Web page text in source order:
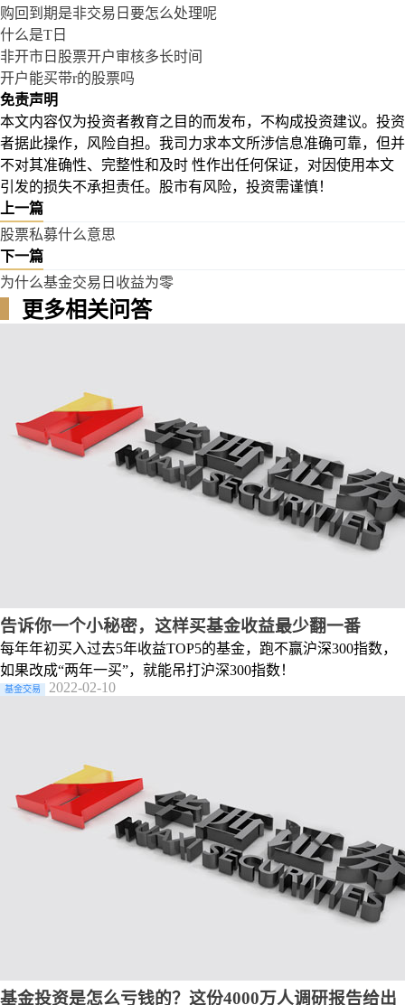
购回到期是非交易日要怎么处理呢
什么是T日
非开市日股票开户审核多长时间
开户能买带r的股票吗
免责声明
本文内容仅为投资者教育之目的而发布，不构成投资建议。投资
者据此操作，风险自担。我司力求本文所涉信息准确可靠，但并
不对其准确性、完整性和及时 性作出任何保证，对因使用本文
引发的损失不承担责任。股市有风险，投资需谨慎！
上一篇
股票私募什么意思
下一篇
为什么基金交易日收益为零
更多相关问答
告诉你一个小秘密，这样买基金收益最少翻一番
每年年初买入过去5年收益TOP5的基金，跑不赢沪深300指数，
如果改成“两年一买”，就能吊打沪深300指数！
基金交易 2022-02-10
基金投资是怎么亏钱的？这份4000万人调研报告给出